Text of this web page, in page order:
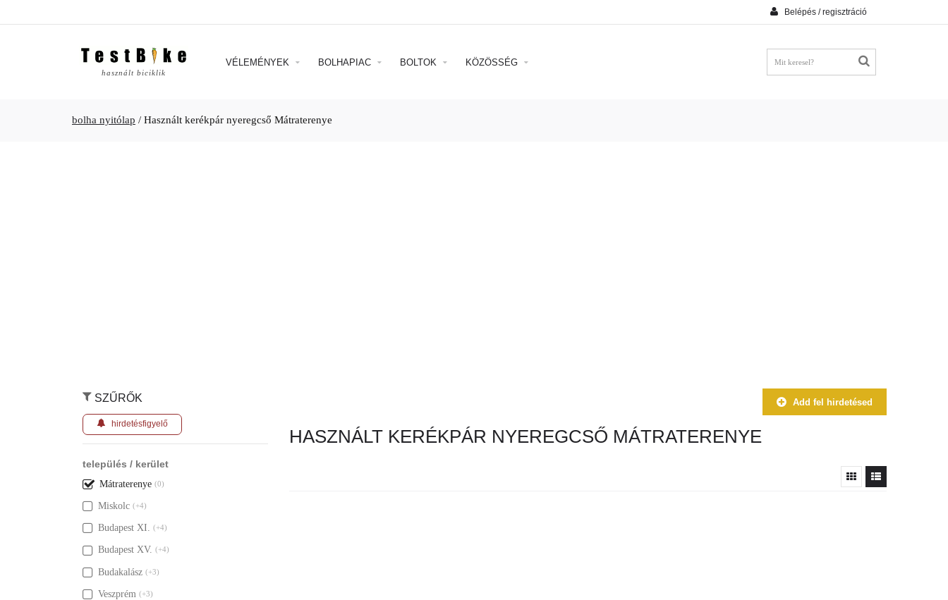
Belépés / regisztráció
használt biciklik
VÉLEMÉNYEK BOLHAPIAC BOLTOK KÖZÖSSÉG
bolha nyitólap / Használt kerékpár nyeregcső Mátraterenye
SZŰRŐK
hirdetésfigyelő
település / kerület
Mátraterenye (0)
Miskolc (+4)
Budapest XI. (+4)
Budapest XV. (+4)
Budakalász (+3)
Veszprém (+3)
Add fel hirdetésed
HASZNÁLT KERÉKPÁR NYEREGCSŐ MÁTRATERENYE